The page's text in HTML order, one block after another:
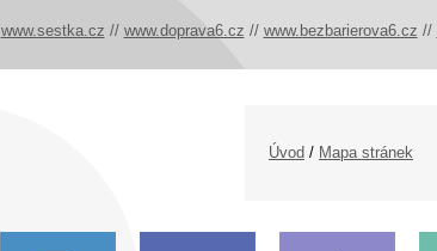
Úvod / Mapa stránek
www.sestka.cz // www.doprava6.cz // www.bezbarierova6.cz //